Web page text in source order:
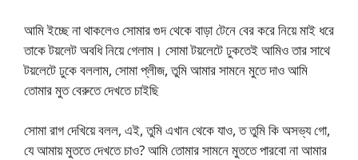
আমি ইচ্ছে না থাকলেও সোমার গুদ থেকে বাড়া টেনে বের করে নিয়ে মাই ধরে
তাকে টয়লেট অবধি নিয়ে গেলাম। সোমা টয়লেটে ঢুকতেই আমিও তার সাথে
টয়লেটে ঢুকে বললাম, সোমা প্লীজ, তুমি আমার সামনে মুতে দাও আমি
তোমার মুত বেরুতে দেখতে চাইছি
সোমা রাগ দেখিয়ে বলল, এই, তুমি এখান থেকে যাও, ত তুমি কি অসভ্য গো,
যে আমায় মুততে দেখতে চাও? আমি তোমার সামনে মুততে পারবো না আমার